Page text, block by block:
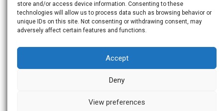
store and/or access device information. Consenting to these
technologies will allow us to process data such as browsing behavior or
unique IDs on this site. Not consenting or withdrawing consent, may
adversely affect certain features and functions.
Accept
Deny
View preferences